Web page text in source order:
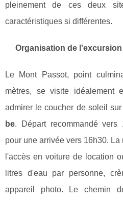
pleinement de ces deux
caractéristiques si différentes.
Organisation de
Le Mont Passot, point
mètres, se visite idéalement
admirer le coucher de soleil
be. Départ recommandé
pour une arrivée vers 16h30.
l'accès en voiture de location
litres d'eau par personne,
appareil photo. Le chemin